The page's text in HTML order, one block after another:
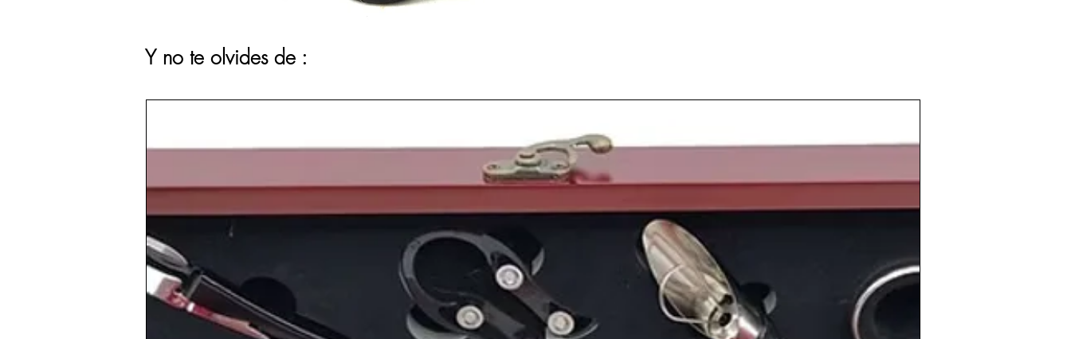
en nuestro país, pero concretamente sería un año
desarrollo cultural en todos los ámbitos, y el mundo del cine se
beneficiaba de una política de subvenciones que ayudó a dar a
luz a grandes obras cinematográficas y se inauguraron los
premios de cine con más relevancia en el panorama español; los
premios Goya. Esta primera edición el principal triunfador fue
Fernando Fernán Gómez al llevarse tres de las más
importantes estatuillas, concretamente las de mejor dirección,
actor y guion.
Y no te olvides de :